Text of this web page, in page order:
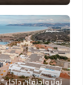
توتر واحتقان داخل